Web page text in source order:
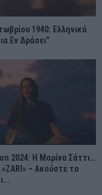
1940: Ελληνικά
Εν Δράσει”
2024: Η Μαρίνα Σάττι…
«ZARI» – Ακούστε το